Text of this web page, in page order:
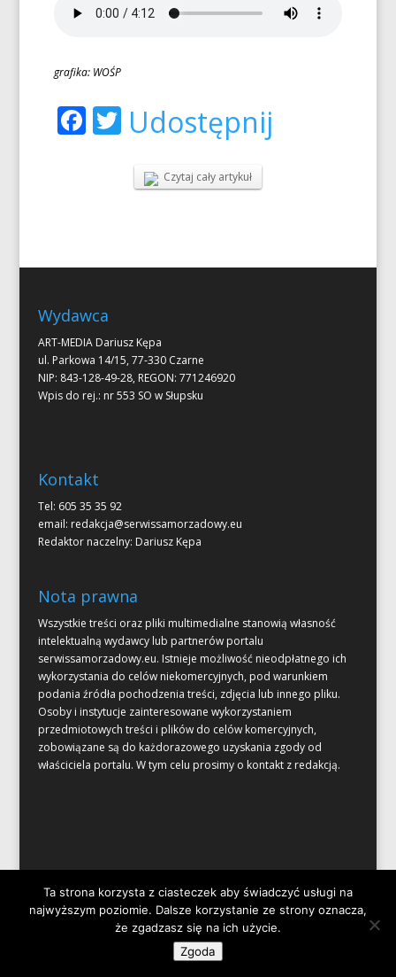
grafika: WOŚP
Facebook
Twitter
Udostępnij
Czytaj cały artykuł
Wydawca
ART-MEDIA Dariusz Kępa
ul. Parkowa 14/15, 77-330 Czarne
NIP: 843-128-49-28, REGON: 771246920
Wpis do rej.: nr 553 SO w Słupsku
Kontakt
Tel: 605 35 35 92
email: redakcja@serwissamorzadowy.eu
Redaktor naczelny: Dariusz Kępa
Nota prawna
Wszystkie treści oraz pliki multimedialne stanowią własność
intelektualną wydawcy lub partnerów portalu
serwissamorzadowy.eu. Istnieje możliwość nieodpłatnego ich
wykorzystania do celów niekomercyjnych, pod warunkiem
podania źródła pochodzenia treści, zdjęcia lub innego pliku.
Osoby i instytucje zainteresowane wykorzystaniem
przedmiotowych treści i plików do celów komercyjnych,
zobowiązane są do każdorazowego uzyskania zgody od
właściciela portalu. W tym celu prosimy o kontakt z redakcją.
Zaprojektowane przez Elegant Themes
| Obsługiwane przez
WordPress
Ta strona korzysta z ciasteczek aby świadczyć usługi na
najwyższym poziomie. Dalsze korzystanie ze strony oznacza,
że zgadzasz się na ich użycie.
Zgoda